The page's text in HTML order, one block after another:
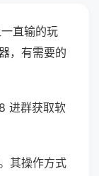
直输的玩
，有需要的
进群获取软
其操作方式